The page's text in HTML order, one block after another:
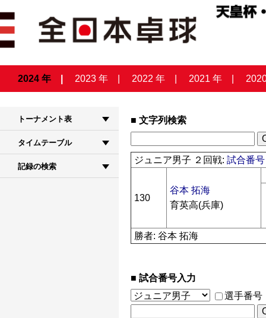
2024 年 2023 年 2022 年 2021 年
トーナメント表
タイムテーブル
記録の検索
文字列検索
ジュニア男子 ２回戦:試合番
130
谷本 拓海
育英高(兵庫)
勝者: 谷本 拓海
試合番号入力
選手番号